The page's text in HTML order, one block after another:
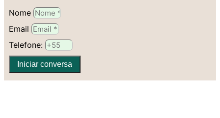
Nome
Email
Telefone:
Iniciar conversa